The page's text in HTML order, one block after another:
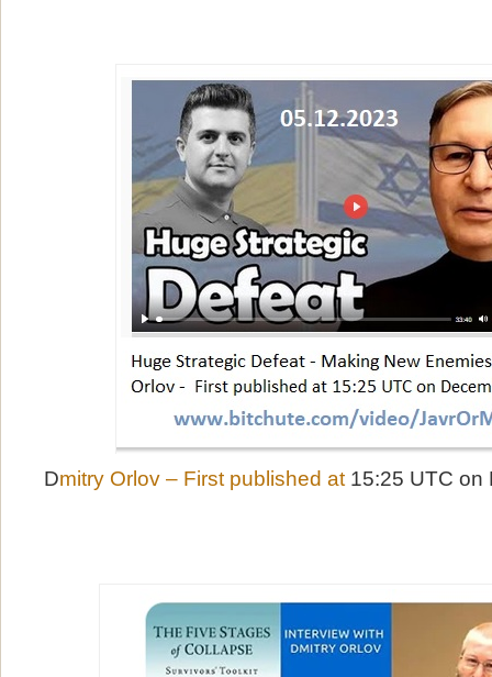
Dmitry Orlov – First published at15:25 UTC on